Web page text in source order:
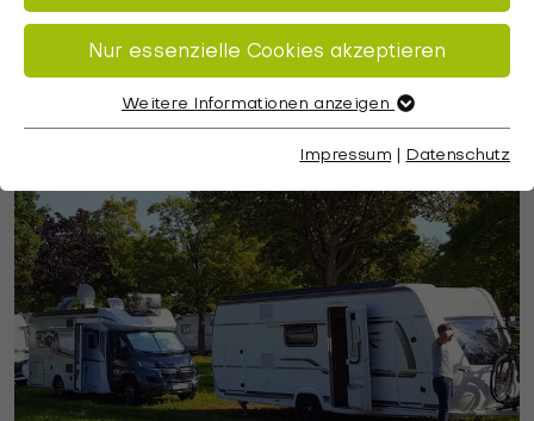
StartseiteNur essenzielle Cookies akzeptieren
Weitere Informationen anzeigen
Impressum | Datenschutz